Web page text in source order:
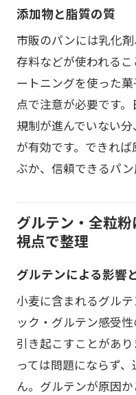
添加物と脂質の質
市販のパンには乳化
存料などが使われる
ートニングを使った
点で注意が必要です
規制が進んでいない
が有効です。できれ
ぶか、信頼できるパン
グルテン・全粒
視点で整理
グルテンによる影響
小麦に含まれるグル
ック・グルテン感受
引き起こすことがあ
っては問題にならず
ん。グルテンが原因